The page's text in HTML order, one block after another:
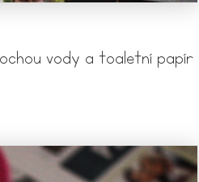
vody a toaletní papír